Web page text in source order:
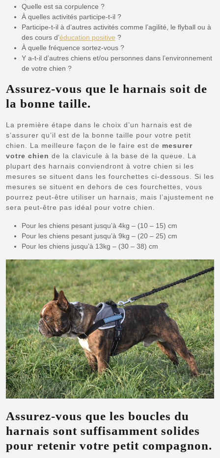
Quelle est sa corpulence ?
À quelles activités participe-t-il ?
Participe-t-il à d’autres activités comme l’agilité, le flyball ou à
des cours d’éducation positive ?
À quelle fréquence sortez-vous ?
Y a-t-il d’autres chiens et/ou personnes dans l’environnement
de votre chien ?
Assurez-vous que le harnais soit de
la bonne taille.
La première étape dans le choix d’un harnais est de
s’assurer qu’il est de la bonne taille pour votre petit
chien. La meilleure façon de le faire est de mesurer
votre chien de la clavicule à la base de la queue. La
plupart des harnais conviendront à votre chien si les
mesures se situent dans les fourchettes ci-dessous. Si les
mesures se situent en dehors de ces fourchettes, vous
pourrez peut-être utiliser un harnais, mais l’ajustement ne
sera peut-être pas idéal pour votre chien.
Pour les chiens pesant jusqu’à 4kg – (10 – 15) cm
Pour les chiens pesant jusqu’à 9kg – (20 – 25) cm
Pour les chiens jusqu’à 13kg – (30 – 38) cm
Assurez-vous que les boucles du
harnais sont suffisamment solides
pour retenir votre petit compagnon.